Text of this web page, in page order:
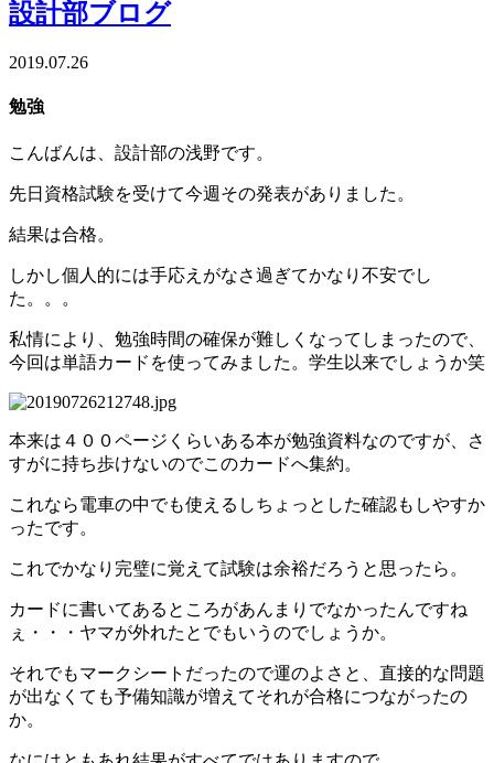
設計部ブログ
2019.07.26
勉強
こんばんは、設計部の浅野です。
先日資格試験を受けて今週その発表がありました。
結果は合格。
しかし個人的には手応えがなさ過ぎてかなり不安でし
た。。。
私情により、勉強時間の確保が難しくなってしまったので、
今回は単語カードを使ってみました。学生以来でしょうか笑
本来は４００ページくらいある本が勉強資料なのですが、さ
すがに持ち歩けないのでこのカードへ集約。
これなら電車の中でも使えるしちょっとした確認もしやすか
ったです。
これでかなり完璧に覚えて試験は余裕だろうと思ったら。
カードに書いてあるところがあんまりでなかったんですね
ぇ・・・ヤマが外れたとでもいうのでしょうか。
それでもマークシートだったので運のよさと、直接的な問題
が出なくても予備知識が増えてそれが合格につながったの
か。